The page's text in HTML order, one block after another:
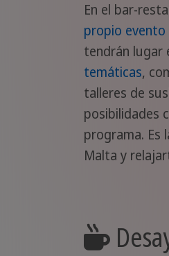
En el bar-
propio evento
tendrán lugar
temáticas,
talleres de
posibilidades
programa.
Malta y